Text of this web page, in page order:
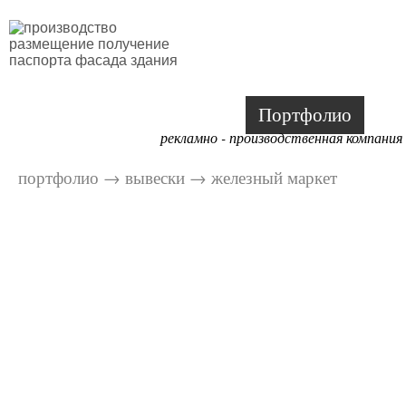
рекламно - производственная компания
Портфолио
портфолио → вывески → железный маркет